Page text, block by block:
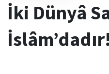
İki Dünyâ
İslâm’dadır!